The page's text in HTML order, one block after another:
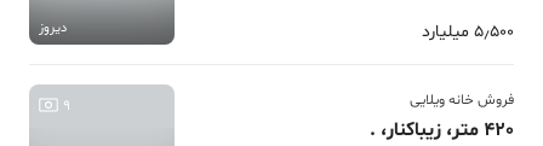
5٫500 میلیارد دیروز
فروش خانه ویلایی
420 متر، زیباکنار، .
9